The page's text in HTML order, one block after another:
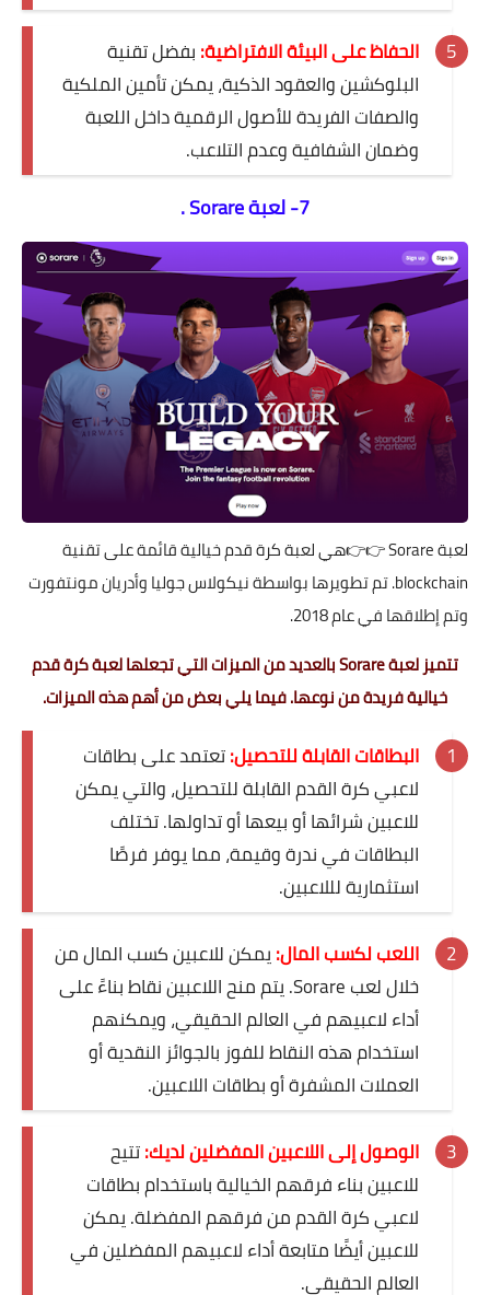
الحفاظ على البيئة الافتراضية:بفضل تقنية
البلوكشين والعقود الذكية، يمكن تأمين الملكية
والصفات الفريدة للأصول الرقمية داخل اللعبة
وضمان الشفافية وعدم التلاعب.
7- لعبة Sorare .
لعبةSorare👉👉هي لعبة كرة قدم خيالية قائمة على تقنية
blockchain. تم تطويرها بواسطة نيكولاس جوليا وأدريان مونتفورت
وتم إطلاقها في عام 2018.
تتميز لعبة Sorare بالعديد من الميزات التي تجعلها لعبة كرة قدم
خيالية فريدة من نوعها. فيما يلي بعض من أهم هذه الميزات.
البطاقات القابلة للتحصيل:تعتمد على بطاقات
لاعبي كرة القدم القابلة للتحصيل، والتي يمكن
للاعبين شرائها أو بيعها أو تداولها. تختلف
البطاقات في ندرة وقيمة، مما يوفر فرصًا
استثمارية لللاعبين.
اللعب لكسب المال:يمكن للاعبين كسب المال من
خلال لعب Sorare. يتم منح اللاعبين نقاط بناءً على
أداء لاعبيهم في العالم الحقيقي، ويمكنهم
استخدام هذه النقاط للفوز بالجوائز النقدية أو
العملات المشفرة أو بطاقات اللاعبين.
الوصول إلى اللاعبين المفضلين لديك:تتيح
للاعبين بناء فرقهم الخيالية باستخدام بطاقات
لاعبي كرة القدم من فرقهم المفضلة. يمكن
للاعبين أيضًا متابعة أداء لاعبيهم المفضلين في
العالم الحقيقي.